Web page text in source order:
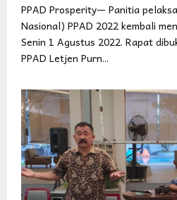
PPAD Prosperity— Panitia
Nasional) PPAD 2022 kembali
Senin 1 Agustus 2022. Rapat
PPAD Letjen Purn...